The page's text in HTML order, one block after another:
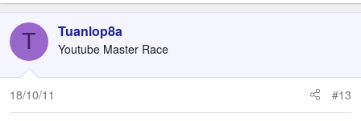
T Tuanlop8a
Youtube Master Race
18/10/11 #13